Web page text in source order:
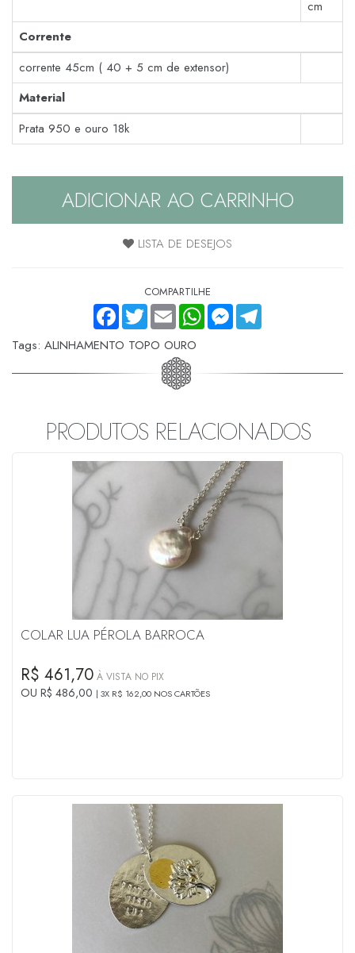
cm
Corrente
corrente 45cm ( 40 + 5 cm de extensor)
Material
Prata 950 e ouro 18k
ADICIONAR AO CARRINHO
LISTA DE DESEJOS
COMPARTILHE
FACEBOOKTWITTEREMAIL WHATSAPPMESSENGER
TELEGRAM
Tags: ALINHAMENTO TOPO OURO
PRODUTOS RELACIONADOS
COLAR LUA PÉROLA BARROCA
R$ 461,70 À VISTA NO PIX
OU R$ 486,00 3X R$ 162,00 NOS CARTÕES